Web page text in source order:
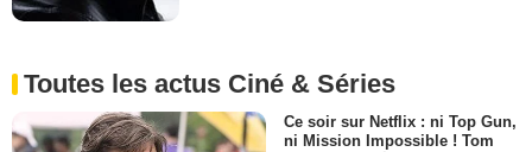
Toutes les actus Ciné & Séries
Ce soir sur Netflix : ni Top Gun,
ni Mission Impossible ! Tom